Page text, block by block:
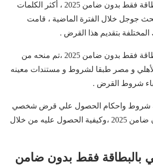
قرض شخصي بالبطاقة فقط بدون ضامن 2025 ، أكثر الكلمات
جوجل خلال الفترة الماضية ، قامت
بتقديم هذا القرض .
قرض شخصي بالبطاقة فقط بدون ضامن 2025 ،تم منحه من
و مصر طبقا لشروط و مستندات معينه
شروط القرض .
شروط واحكام الحصول علي قرض شخصي
بالبطاقة فقط بدون ضامن 2025 ،وكيفية الحصول عليه من خلال
فقط بدون ضامن